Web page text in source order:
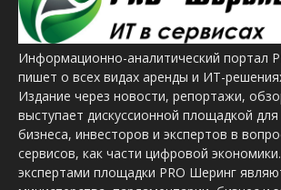
Информационно-аналитический портал
пишет о всех видах аренды и ИТ-
Издание через новости, репортажи,
выступает дискуссионной площадкой для
бизнеса, инвесторов и экспертов в
сервисов, как части цифровой
экспертами площадки PRO Шеринг